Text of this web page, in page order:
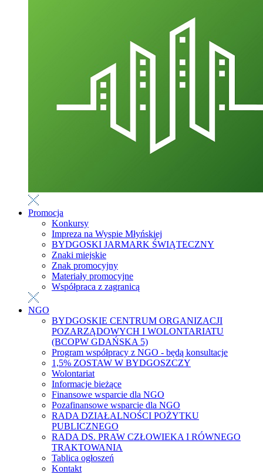
Promocja
Konkursy
Impreza na Wyspie Młyńskiej
BYDGOSKI JARMARK ŚWIĄTECZNY
Znaki miejskie
Znak promocyjny
Materiały promocyjne
Współpraca z zagranicą
NGO
BYDGOSKIE CENTRUM ORGANIZACJI
POZARZĄDOWYCH I WOLONTARIATU
(BCOPW GDAŃSKA 5)
Program współpracy z NGO - będą konsultacje
1,5% ZOSTAW W BYDGOSZCZY
Wolontariat
Informacje bieżące
Finansowe wsparcie dla NGO
Pozafinansowe wsparcie dla NGO
RADA DZIAŁALNOŚCI POŻYTKU
PUBLICZNEGO
RADA DS. PRAW CZŁOWIEKA I RÓWNEGO
TRAKTOWANIA
Tablica ogłoszeń
Kontakt